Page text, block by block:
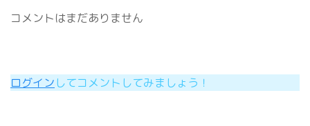
コメントはまだありません
ログインしてコメントしてみましょう！